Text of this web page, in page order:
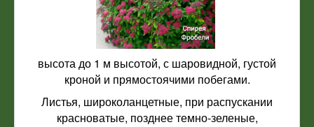
высота до 1 м высотой, с шаровидной, густой
кроной и прямостоячими побегами.
Листья, широколанцетные, при распускании
красноватые, позднее темно-зеленые,